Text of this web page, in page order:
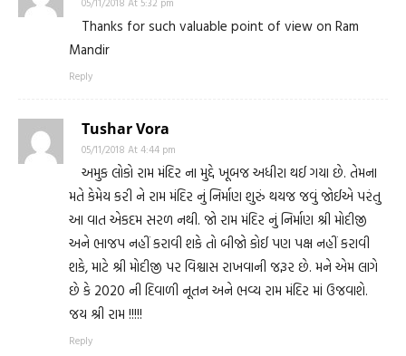
05/11/2018 At 5:32 pm
Thanks for such valuable point of view on Ram
Mandir
Reply
Tushar Vora
05/11/2018 At 4:44 pm
અમુક લોકો રામ મંદિર ના મુદ્દે ખૂબજ અધીરા થઈ ગયા છે. તેમના
મતે કેમેય કરી ને રામ મંદિર નું નિર્માણ શુરું થયજ જવું જોઈએ પરંતુ
આ વાત એકદમ સરળ નથી. જો રામ મંદિર નું નિર્માણ શ્રી મોદીજી
અને ભાજપ નહીં કરાવી શકે તો બીજો કોઈ પણ પક્ષ નહીં કરાવી
શકે, માટે શ્રી મોદીજી પર વિશ્વાસ રાખવાની જરૂર છે. મને એમ લાગે
છે કે 2020 ની દિવાળી નૂતન અને ભવ્ય રામ મંદિર માં ઉજવાશે.
જય શ્રી રામ !!!!!
Reply